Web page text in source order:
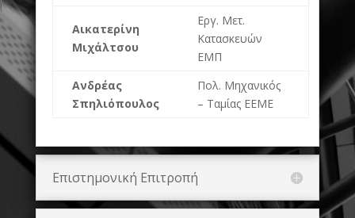
Αικατερίνη
Μιχάλτσου
Εργ. Μετ.
Κατασκευών
ΕΜΠ
Ανδρέας
Σπηλιόπουλος
Πολ. Μηχανικός
– Ταμίας ΕΕΜΕ
Επιστημονική Επιτροπή